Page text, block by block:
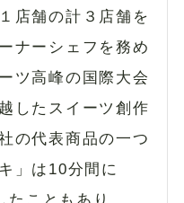
店舗の計３店舗を
ナーシェフを務め
ツ高峰の国際大会
したスイーツ創作
の代表商品の一つ
」は10分間に